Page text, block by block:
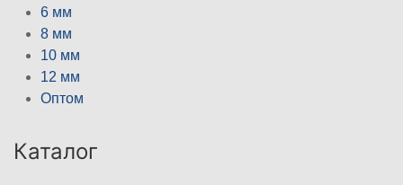
6 мм
8 мм
10 мм
12 мм
Оптом
Каталог